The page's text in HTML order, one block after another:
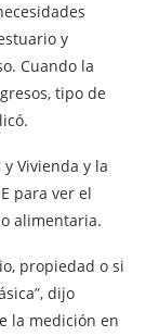
y
Cuando la
tipo de
Vivienda y la
para ver el
alimentaria.
propiedad o si
dijo
la medición en